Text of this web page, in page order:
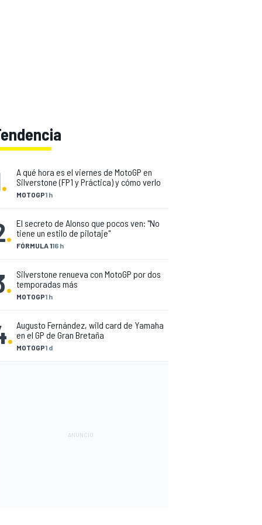
. MOTOGP1 h
A qué hora es el viernes de MotoGP en
Silverstone (FP1 y Práctica) y cómo verlo
. FÓRMULA 116 h
El secreto de Alonso que pocos ven: "No
tiene un estilo de pilotaje"
. MOTOGP1 h
Silverstone renueva con MotoGP por dos
temporadas más
. MOTOGP1 d
Augusto Fernández, wild card de Yamaha
en el GP de Gran Bretaña